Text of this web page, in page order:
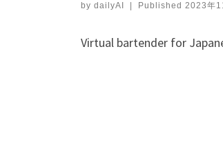
by dailyAI Published 2023年
Virtual bartender for